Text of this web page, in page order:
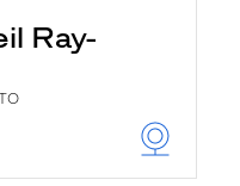
Ray-